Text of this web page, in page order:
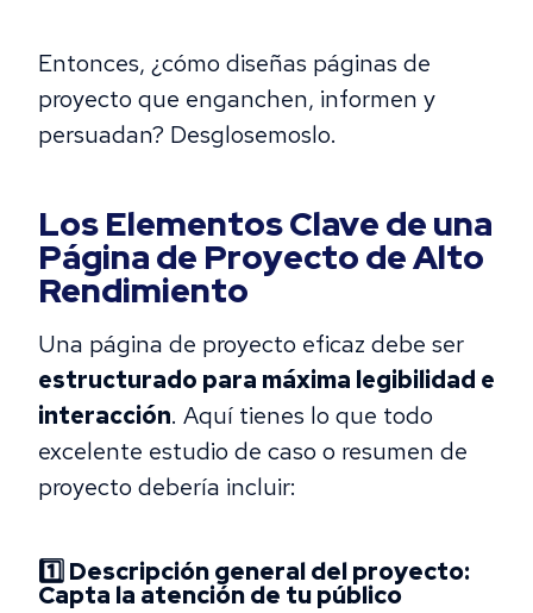
Entonces, ¿cómo diseñas páginas de
proyecto que enganchen, informen y
persuadan? Desglosemoslo.
Los Elementos Clave de una
Página de Proyecto de Alto
Rendimiento
Una página de proyecto eficaz debe ser
estructurado para máxima legibilidad e
interacción. Aquí tienes lo que todo
excelente estudio de caso o resumen de
proyecto debería incluir:
1️⃣ Descripción general del proyecto:
Capta la atención de tu público